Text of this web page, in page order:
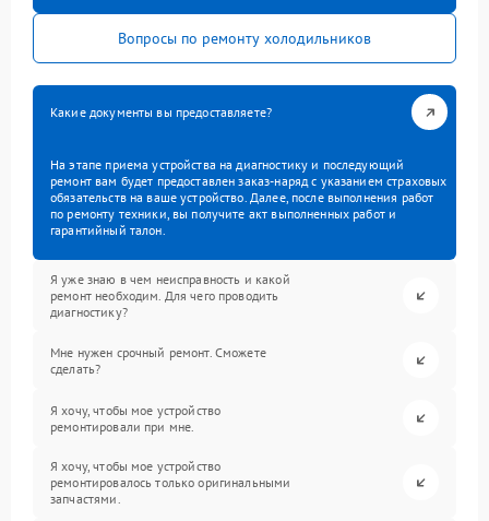
Вопросы по ремонту холодильников
Какие документы вы предоставляете?
На этапе приема устройства на диагностику и последующий
ремонт вам будет предоставлен заказ-наряд с указанием страховых
обязательств на ваше устройство. Далее, после выполнения работ
по ремонту техники, вы получите акт выполненных работ и
гарантийный талон.
Я уже знаю в чем неисправность и какой
ремонт необходим. Для чего проводить
диагностику?
Мне нужен срочный ремонт. Сможете
сделать?
Я хочу, чтобы мое устройство
ремонтировали при мне.
Я хочу, чтобы мое устройство
ремонтировалось только оригинальными
запчастями.